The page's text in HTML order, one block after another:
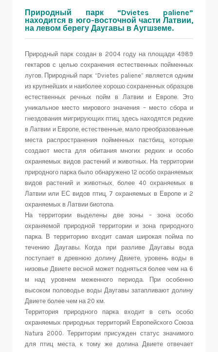
Природный парк “Dvietes paliene”
находится в юго-восточной части Латвии,
на левом берегу Даугавы в Аугшземе.
Природный парк создан в 2004 году на площади 4989
гектаров с целью сохранения естественных пойменных
лугов. Природный парк “Dvietes paliene” является одним
из крупнейших и наиболее хорошо сохраненных образцов
естественных речных пойм в Латвии и Европе. Это
уникальное место мирового значения – место сбора и
гнездования мигрирующих птиц, здесь находятся редкие
в Латвии и Европе, естественные, мало преобразованные
места распространения пойменных пастбищ, которые
создают места для обитания многих редких и особо
охраняемых видов растений и животных. На территории
природного парка было обнаружено 12 особо охраняемых
видов растений и животных, более 40 охраняемых в
Латвии или ЕС видов птиц, 7 охраняемых в Европе и 2
охраняемых в Латвии биотопа.
На территории выделены две зоны – зона особо
охраняемой природной территории и зона природного
парка. В территорию входит самая широкая пойма по
течению Даугавы. Когда при разливе Даугавы вода
поступает в древнюю долину Двиете, уровень воды в
низовье Двиете весной может подняться более чем на 6
м над уровнем меженного периода. При особенно
высоком половодье воды Даугавы затапливают долину
Двиете более чем на 20 км.
Территория природного парка входит в сеть особо
охраняемых природных территорий Европейского Союза
Natura 2000. Территории присужден статус значимого
для птиц места, к тому же долина Двиете отвечает